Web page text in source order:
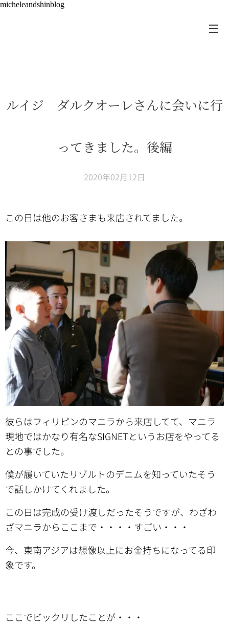
micheleandshinblog
ルイジ ダルクオーレさんに会いに行
ってきました。後編
2020年02月12日
この日は他のお客さまも来店されてました。
彼らはフィリピンのマニラから来店してて、マニラ
現地ではかなり有名なSIGNETというお店をやってる
との事でした。
僕が履いていたリゾルトのデニムを知っていたそう
で話しかけてくれました。
この日は完成の受け渡しだったそうですが、わざわ
ざマニラからここまで・・・・すごい・・・
今、東南アジアは想像以上にお金持ちになってる印
象です。
ここでビックリしたことが・・・